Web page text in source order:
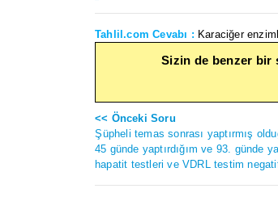
Tahlil.com Cevabı : Karaciğer
Sizin de benzer bir
<< Önceki Soru
Şüpheli temas sonrası yaptırmış
45 günde yaptırdığım ve 93. günde
hapatit testleri ve VDRL testim